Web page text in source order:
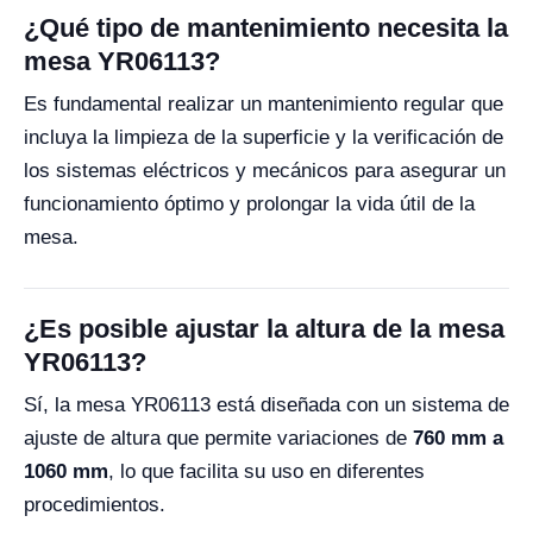
¿Qué tipo de mantenimiento necesita la
mesa YR06113?
Es fundamental realizar un mantenimiento regular que
incluya la limpieza de la superficie y la verificación de
los sistemas eléctricos y mecánicos para asegurar un
funcionamiento óptimo y prolongar la vida útil de la
mesa.
¿Es posible ajustar la altura de la mesa
YR06113?
Sí, la mesa YR06113 está diseñada con un sistema de
ajuste de altura que permite variaciones de 760 mm a
1060 mm, lo que facilita su uso en diferentes
procedimientos.